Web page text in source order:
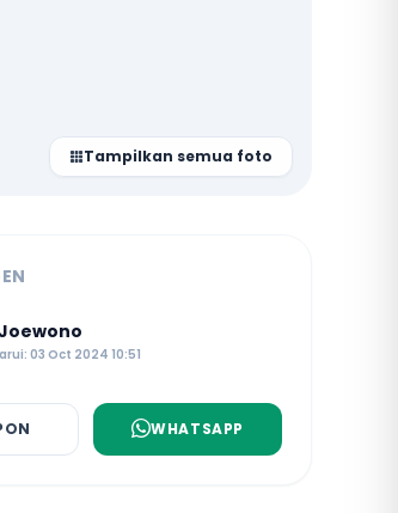
Tampilkan semua foto
03 Oct 2024 10:51
WHATSAPP